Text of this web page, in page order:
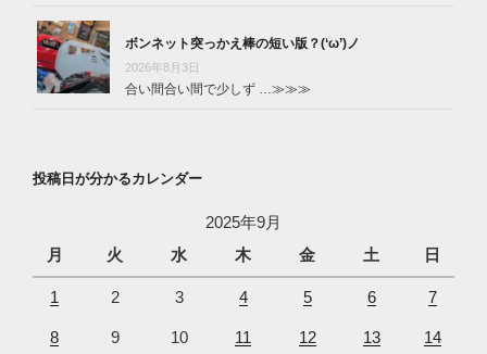
ボンネット突っかえ棒の短い版？(‘ω’)ノ
2026年8月3日
合い間合い間で少しず …≫≫≫
投稿日が分かるカレンダー
2025年9月
月
火 水 木 金 土 日
1 2 3 4 5 6 7
8 9 10 11 12 13 14